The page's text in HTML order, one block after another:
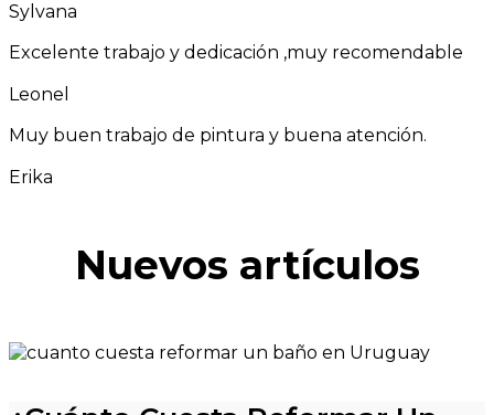
Sylvana
Excelente trabajo y dedicación ,muy recomendable
Leonel
Muy buen trabajo de pintura y buena atención.
Erika
Nuevos artículos